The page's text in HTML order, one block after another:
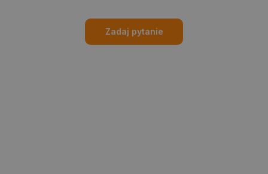
Zadaj pytanie